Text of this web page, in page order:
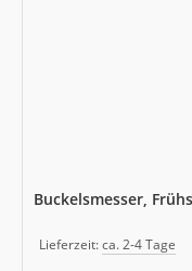
Buckelsmesser,
Lieferzeit:ca. 2-4 Tage